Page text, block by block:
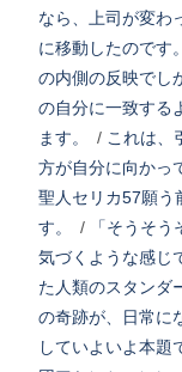
なら、上司が変わ
に移動したのです。
の内側の反映でし
の自分に一致する
ます。
/ これは、
方が自分に向かっ
聖人セリカ57願う
す。
/
「そうそ
気づくような感じ
た人類のスタンダ
の奇跡が、日常に
していよいよ本題